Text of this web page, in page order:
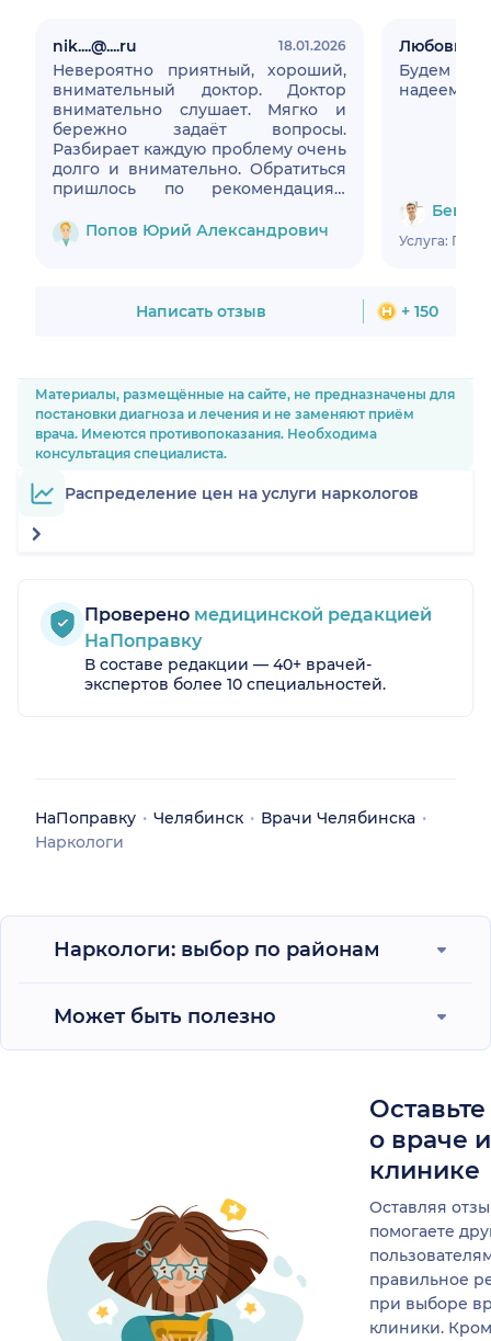
nik....@....ru 18.01.2026
Невероятно приятный, хороший,
внимательный доктор. Доктор
внимательно слушает. Мягко и
бережно задаёт вопросы.
Разбирает каждую проблему очень
долго и внимательно. Обратиться
пришлось по рекомендациям
подходящего для себя доктора.
Доктор выслушал спокойно, не
соответствующие рекомендации.
Попов Юрий Александрович
Любовь
Будем
Услуга:
Написать отзыв + 150
Материалы, размещённые на сайте, не предназначены для
постановки диагноза и лечения и не заменяют приём
врача. Имеются противопоказания. Необходима
консультация специалиста.
Распределение цен на услуги наркологов
Проверено медицинской редакцией
НаПоправку
В составе редакции — 40+ врачей-
экспертов более 10 специальностей.
НаПоправку Челябинск
Врачи Челябинска
Наркологи
Наркологи: выбор по районам
Может быть полезно
о враче
клинике
Оставляя
помогаете
правильное
при выборе
клиники.